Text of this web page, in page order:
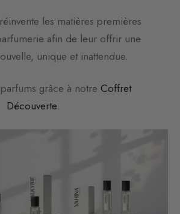
réinvente les matières premières
afin de leur offrir une
unique et inattendue.
grâce à notre Coffret
Découverte.